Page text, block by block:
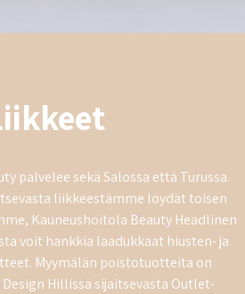
palvelee sekä Salossa että Turussa.
liikkeestämme löydät toisen
Kauneushoitola Beauty Headlinen
voit hankkia laadukkaat hiusten- ja
Myymälän poistotuotteita on
Hillissä sijaitsevasta Outlet-